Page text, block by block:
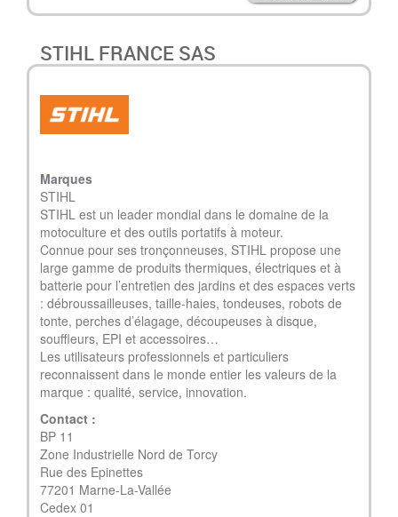
STIHL FRANCE SAS
Marques
STIHL
STIHL est un leader mondial dans le domaine de la
motoculture et des outils portatifs à moteur.
Connue pour ses tronçonneuses, STIHL propose une
large gamme de produits thermiques, électriques et à
batterie pour l’entretien des jardins et des espaces verts
: débroussailleuses, taille-haies, tondeuses, robots de
tonte, perches d’élagage, découpeuses à disque,
souffleurs, EPI et accessoires…
Les utilisateurs professionnels et particuliers
reconnaissent dans le monde entier les valeurs de la
marque : qualité, service, innovation.
Contact :
BP 11
Zone Industrielle Nord de Torcy
Rue des Epinettes
77201 Marne-La-Vallée
Cedex 01